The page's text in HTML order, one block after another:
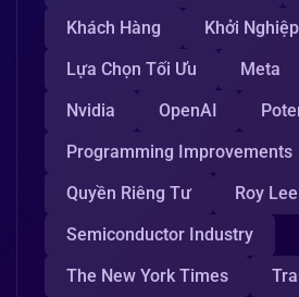
Khách Hàng
Khởi Nghiệp
Lựa Chọn Tối Ưu
Meta
Nvidia
OpenAI
Programming Improvements
Quyền Riêng Tư
Roy Lee
Semiconductor Industry
The New York Times